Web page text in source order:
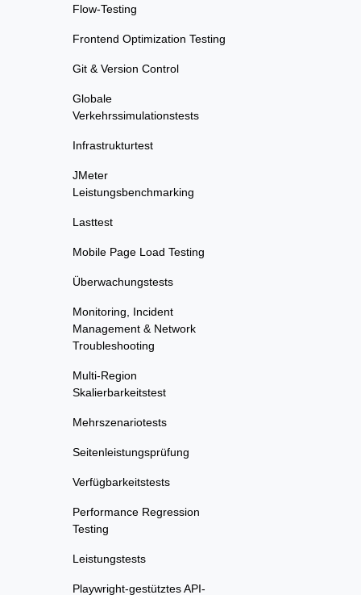
Flow-Testing
Frontend Optimization Testing
Git & Version Control
Globale
Verkehrssimulationstests
Infrastrukturtest
JMeter
Leistungsbenchmarking
Lasttest
Mobile Page Load Testing
Überwachungstests
Monitoring, Incident
Management & Network
Troubleshooting
Multi-Region
Skalierbarkeitstest
Mehrszenariotests
Seitenleistungsprüfung
Verfügbarkeitstests
Performance Regression
Testing
Leistungstests
Playwright-gestütztes API-